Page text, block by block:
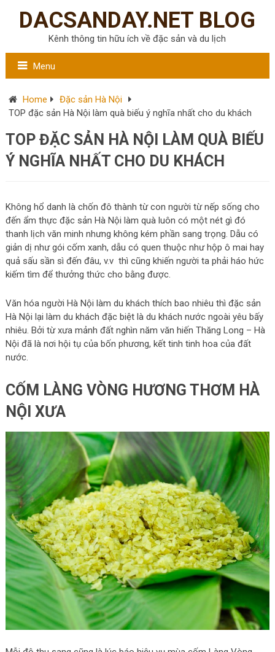
DACSANDAY.NET BLOG
Kênh thông tin hữu ích về đặc sản và du lịch
Menu
Home
Đặc sản Hà Nội
TOP đặc sản Hà Nội làm quà biếu ý nghĩa nhất cho du khách
TOP ĐẶC SẢN HÀ NỘI LÀM QUÀ BIẾU
Ý NGHĨA NHẤT CHO DU KHÁCH
Không hổ danh là chốn đô thành từ con người từ nếp sống cho
đến ẩm thực đặc sản Hà Nội làm quà luôn có một nét gì đó
thanh lịch văn minh nhưng không kém phần sang trọng. Dẫu có
giản dị như gói cốm xanh, dẫu có quen thuộc như hộp ô mai hay
quả sấu sần sì đến đâu, v.v thì cũng khiến người ta phải háo hức
kiếm tìm để thưởng thức cho bằng được.
Văn hóa người Hà Nội làm du khách thích bao nhiêu thì đặc sản
Hà Nội lại làm du khách đặc biệt là du khách nước ngoài yêu bấy
nhiêu. Bởi từ xưa mảnh đất nghìn năm văn hiến Thăng Long – Hà
Nội đã là nơi hội tụ của bốn phương, kết tinh tinh hoa của đất
nước.
CỐM LÀNG VÒNG HƯƠNG THƠM HÀ
NỘI XƯA